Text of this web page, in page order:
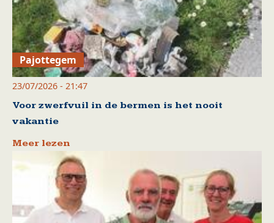
Pajottegem
23/07/2026 - 21:47
Voor zwerfvuil in de bermen is het nooit
vakantie
Meer lezen